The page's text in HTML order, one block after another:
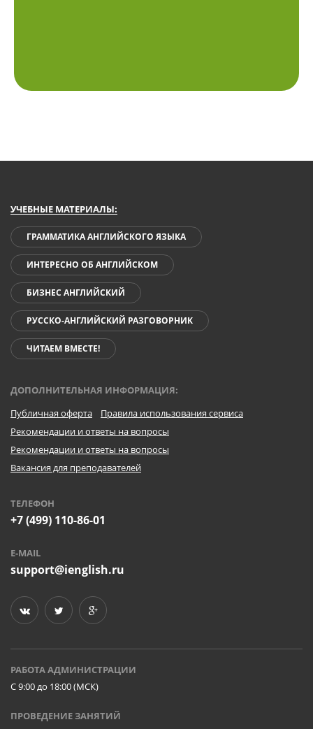
УЧЕБНЫЕ МАТЕРИАЛЫ:
ГРАММАТИКА АНГЛИЙСКОГО ЯЗЫКА
ИНТЕРЕСНО ОБ АНГЛИЙСКОМ
БИЗНЕС АНГЛИЙСКИЙ
РУССКО-АНГЛИЙСКИЙ РАЗГОВОРНИК
ЧИТАЕМ ВМЕСТЕ!
ДОПОЛНИТЕЛЬНАЯ ИНФОРМАЦИЯ:
Публичная оферта
Правила использования сервиса
Рекомендации и ответы на вопросы
Рекомендации и ответы на вопросы
Вакансия для преподавателей
ТЕЛЕФОН
+7 (499) 110-86-01
E-MAIL
support@ienglish.ru
РАБОТА АДМИНИСТРАЦИИ
C 9:00 до 18:00 (МСК)
ПРОВЕДЕНИЕ ЗАНЯТИЙ